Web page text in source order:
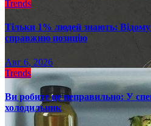
Trends
Тільки 1% людей знають:
справжню позицію
Авг 6, 2026
Trends
Ви робите це неправильно: У
холодильник